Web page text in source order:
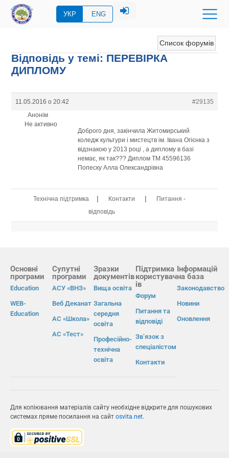
УКР ENG
Список форумів
Відповідь у темі: ПЕРЕВIРКА
ДИПЛОМУ
11.05.2016 о 20:42
#29135
Анонім
Не активно
Доброго дня, закінчила Житомирський
коледж культури і мистецтв ім. Івана Огієнка з
відзнакою у 2013 році , а диплому в базі
немає, як так??? Диплом ТМ 45596136
Попеску Алла Олександрівна
Технічна підтримка | Контакти |
Питання -
відповідь
Основні
програми
Education
WEB-
Education
Супутні
програми
АСУ «ВНЗ»
Веб Деканат
АС «Школа»
АС «Тест»
Зразки
документів
Вища освіта
Загальна
середня
освіта
Професійно-
технічна
освіта
Підтримка
користувач
ів
Форум
Питання та
відповіді
Зв’язок з
спеціалістом
Контакти
Інформацій
на база
Законодавство
Новини
Оновлення
Для копіювання матеріалів сайту необхідне відкрите для пошукових
системах пряме посилання на сайт osvita.net.